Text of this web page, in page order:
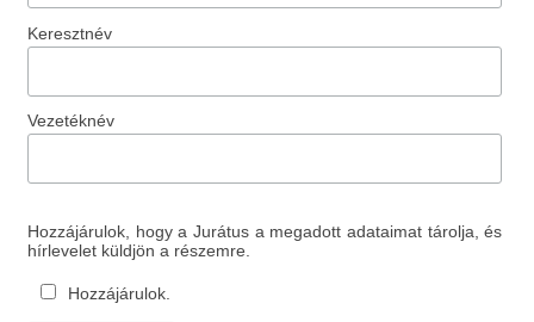
Keresztnév
Vezetéknév
Hozzájárulok, hogy a Jurátus a megadott adataimat tárolja, és
hírlevelet küldjön a részemre.
Hozzájárulok.